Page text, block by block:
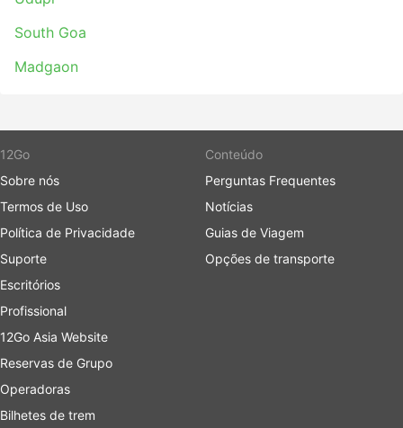
South Goa
Madgaon
12Go
Sobre nós
Termos de Uso
Política de Privacidade
Suporte
Escritórios
Profissional
12Go Asia Website
Reservas de Grupo
Operadoras
Bilhetes de trem
Conteúdo
Perguntas Frequentes
Notícias
Guias de Viagem
Opções de transporte